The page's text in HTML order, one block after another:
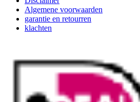
Algemene voorwaarden
garantie en retourren
klachten